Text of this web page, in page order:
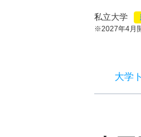
私立大学
※2027年4月
大学